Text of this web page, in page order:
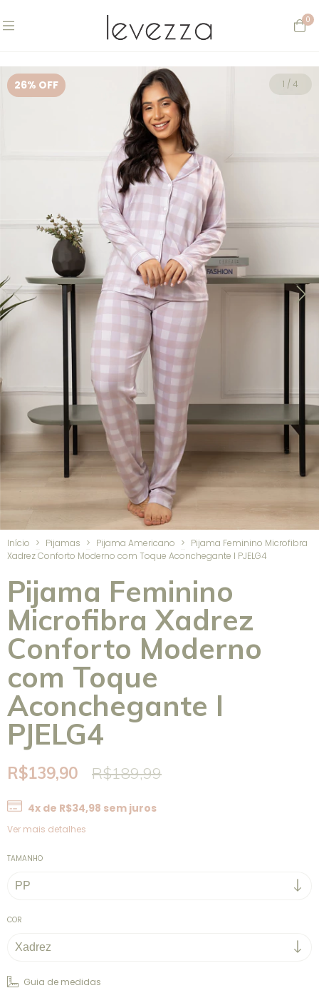
0
26% OFF 1 /4
Início > Pijamas > Pijama Americano > Pijama Feminino Microfibra
Xadrez Conforto Moderno com Toque Aconchegante I PJELG4
Pijama Feminino
Microfibra Xadrez
Conforto Moderno
com Toque
Aconchegante I
PJELG4
R$139,90 R$189,99
4x de R$34,98 sem juros
Ver mais detalhes
TAMANHO
COR
Guia de medidas